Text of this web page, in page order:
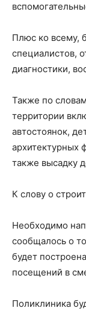
Плюс ко всему,
специалистов,
диагностики,
Также по
территории
автостоянок,
архитектурных
также высадку
К слову о
Необходимо
сообщалось о
будет
посещений в
Поликлиника